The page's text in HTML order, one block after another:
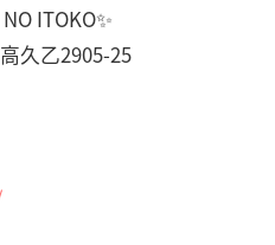
ITOKO✨
久乙2905-25